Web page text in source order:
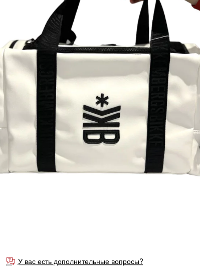
У вас есть дополнительные вопросы?